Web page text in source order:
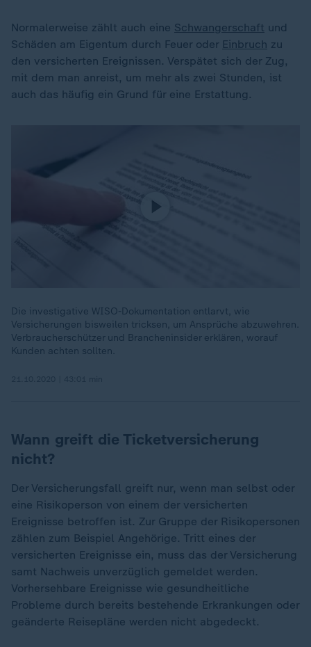
Normalerweise zählt auch eine Schwangerschaft und
Schäden am Eigentum durch Feuer oder Einbruch zu
den versicherten Ereignissen. Verspätet sich der Zug,
mit dem man anreist, um mehr als zwei Stunden, ist
auch das häufig ein Grund für eine Erstattung.
Die investigative WISO-Dokumentation entlarvt, wie
Versicherungen bisweilen tricksen, um Ansprüche abzuwehren.
Verbraucherschützer und Brancheninsider erklären, worauf
Kunden achten sollten.
Wann greift die Ticketversicherung
nicht?
Der Versicherungsfall greift nur, wenn man selbst oder
eine Risikoperson von einem der versicherten
Ereignisse betroffen ist. Zur Gruppe der Risikopersonen
zählen zum Beispiel Angehörige. Tritt eines der
versicherten Ereignisse ein, muss das der Versicherung
samt Nachweis unverzüglich gemeldet werden.
Vorhersehbare Ereignisse wie gesundheitliche
Probleme durch bereits bestehende Erkrankungen oder
geänderte Reisepläne werden nicht abgedeckt.